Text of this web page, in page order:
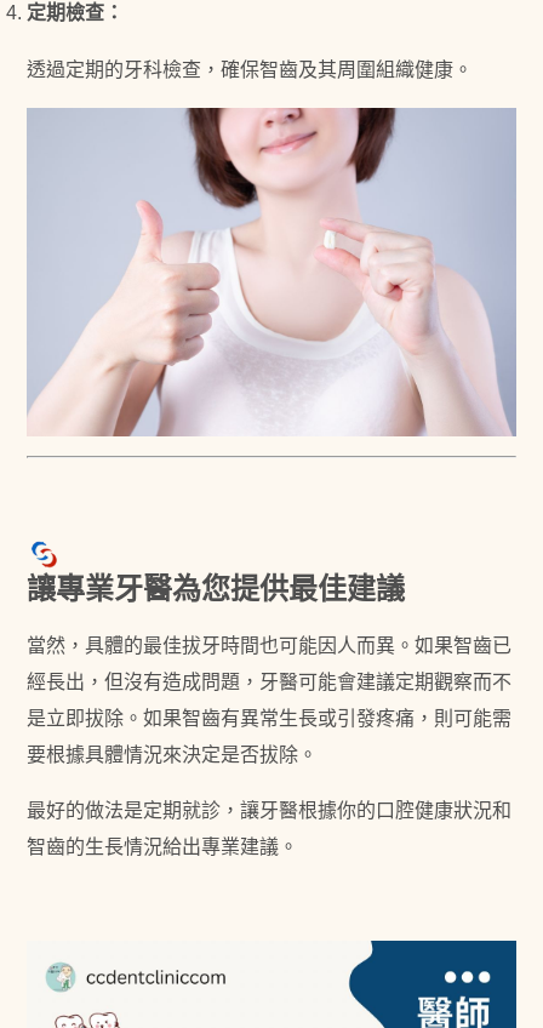
定期檢查：
透過定期的牙科檢查，確保智齒及其周圍組織健康。
讓專業牙醫為您提供最佳建議
當然，具體的最佳拔牙時間也可能因人而異。如果智齒已
經長出，但沒有造成問題，牙醫可能會建議定期觀察而不
是立即拔除。如果智齒有異常生長或引發疼痛，則可能需
要根據具體情況來決定是否拔除。
最好的做法是定期就診，讓牙醫根據你的口腔健康狀況和
智齒的生長情況給出專業建議。